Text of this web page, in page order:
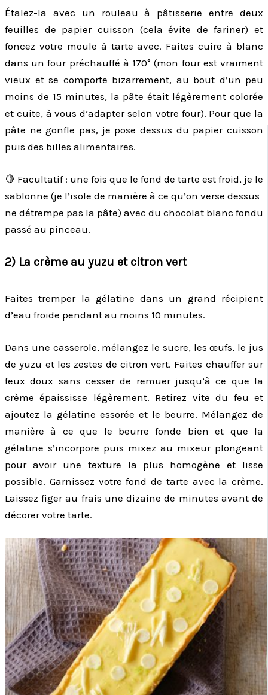
Étalez-la avec un rouleau à pâtisserie entre deux
feuilles de papier cuisson (cela évite de fariner) et
foncez votre moule à tarte avec. Faites cuire à blanc
dans un four préchauffé à 170° (mon four est vraiment
vieux et se comporte bizarrement, au bout d’un peu
moins de 15 minutes, la pâte était légèrement colorée
et cuite, à vous d’adapter selon votre four). Pour que la
pâte ne gonfle pas, je pose dessus du papier cuisson
puis des billes alimentaires.
🍋 Facultatif : une fois que le fond de tarte est froid, je le
sablonne (je l’isole de manière à ce qu’on verse dessus
ne détrempe pas la pâte) avec du chocolat blanc fondu
passé au pinceau.
2) La crème au yuzu et citron vert
Faites tremper la gélatine dans un grand récipient
d’eau froide pendant au moins 10 minutes.
Dans une casserole, mélangez le sucre, les œufs, le jus
de yuzu et les zestes de citron vert. Faites chauffer sur
feux doux sans cesser de remuer jusqu’à ce que la
crème épaississe légèrement. Retirez vite du feu et
ajoutez la gélatine essorée et le beurre. Mélangez de
manière à ce que le beurre fonde bien et que la
gélatine s’incorpore puis mixez au mixeur plongeant
pour avoir une texture la plus homogène et lisse
possible. Garnissez votre fond de tarte avec la crème.
Laissez figer au frais une dizaine de minutes avant de
décorer votre tarte.